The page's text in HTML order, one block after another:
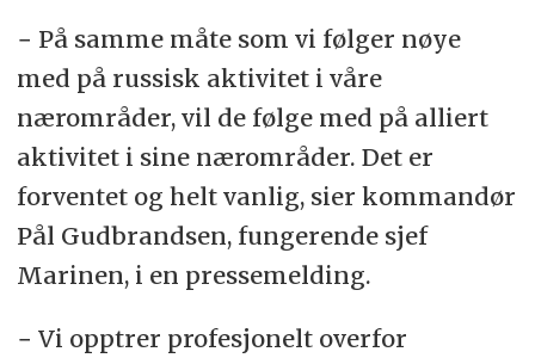
− På samme måte som vi følger nøye
med på russisk aktivitet i våre
nærområder, vil de følge med på alliert
aktivitet i sine nærområder. Det er
forventet og helt vanlig, sier kommandør
Pål Gudbrandsen, fungerende sjef
Marinen, i en pressemelding.
− Vi opptrer profesjonelt overfor